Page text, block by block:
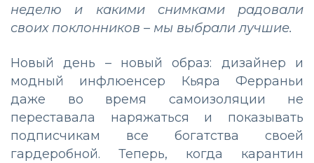
неделю и какими снимками радовали
своих поклонников – мы выбрали лучшие.
Новый день – новый образ: дизайнер и
модный инфлюенсер Кьяра Ферраньи
даже во время самоизоляции не
переставала наряжаться и показывать
подписчикам все богатства своей
гардеробной. Теперь, когда карантин